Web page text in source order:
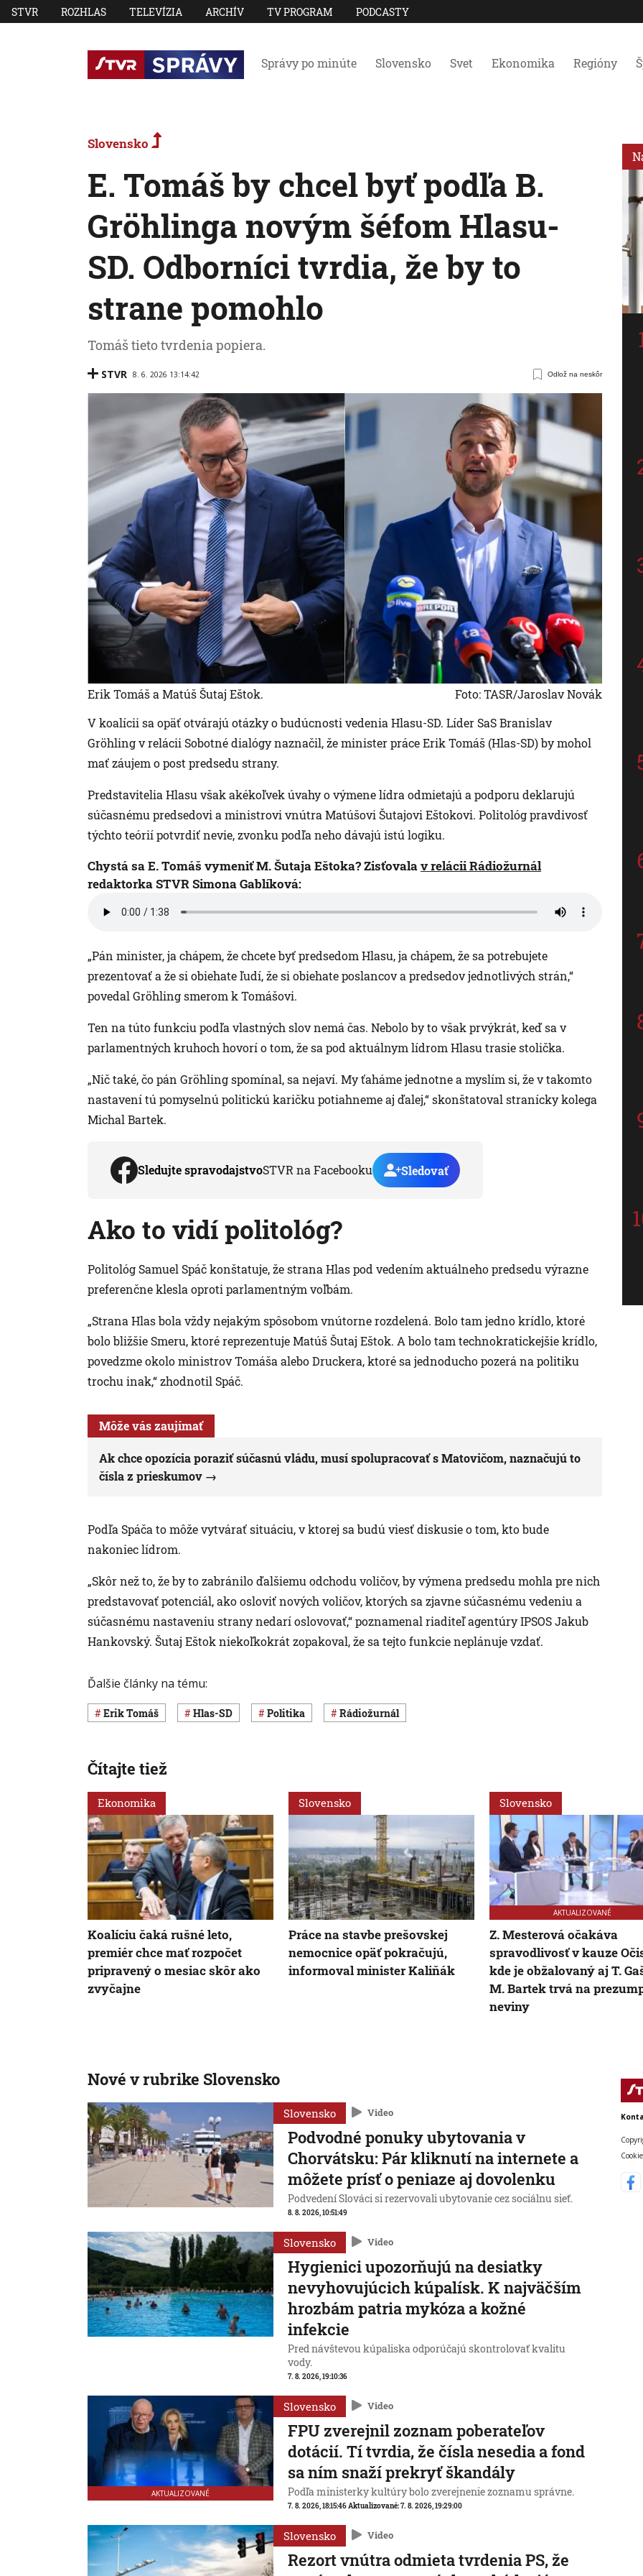
STVR ROZHLAS TELEVÍZIA ARCHÍV TV PROGRAM PODCASTY
Správy po minúte Slovensko Svet Ekonomika Regióny
Slovensko
E. Tomáš by chcel byť podľa B.
Gröhlinga novým šéfom Hlasu-
SD. Odborníci tvrdia, že by to
strane pomohlo
Tomáš tieto tvrdenia popiera.
STVR 8. 6. 2026 13:14:42 Odlož na neskôr
Erik Tomáš a Matúš Šutaj Eštok.
Foto: TASR/Jaroslav Novák
V koalícii sa opäť otvárajú otázky o budúcnosti vedenia Hlasu-SD. Líder SaS Branislav
Gröhling v relácii Sobotné dialógy naznačil, že minister práce Erik Tomáš (Hlas-SD) by mohol
mať záujem o post predsedu strany.
Predstavitelia Hlasu však akékoľvek úvahy o výmene lídra odmietajú a podporu deklarujú
súčasnému predsedovi a ministrovi vnútra Matúšovi Šutajovi Eštokovi. Politológ pravdivosť
týchto teórií potvrdiť nevie, zvonku podľa neho dávajú istú logiku.
Chystá sa E. Tomáš vymeniť M. Šutaja Eštoka? Zisťovalav relácii Rádiožurnál
redaktorka STVR Simona Gablíková:
„Pán minister, ja chápem, že chcete byť predsedom Hlasu, ja chápem, že sa potrebujete
prezentovať a že si obiehate ľudí, že si obiehate poslancov a predsedov jednotlivých strán,“
povedal Gröhling smerom k Tomášovi.
Ten na túto funkciu podľa vlastných slov nemá čas. Nebolo by to však prvýkrát, keď sa v
parlamentných kruhoch hovorí o tom, že sa pod aktuálnym lídrom Hlasu trasie stolička.
„Nič také, čo pán Gröhling spomínal, sa nejaví. My ťaháme jednotne a myslím si, že v takomto
nastavení tú pomyselnú politickú karičku potiahneme aj ďalej,“ skonštatoval stranícky kolega
Michal Bartek.
Sledujte spravodajstvoSTVR na Facebooku Sledovať
Ako to vidí politológ?
Politológ Samuel Spáč konštatuje, že strana Hlas pod vedením aktuálneho predsedu výrazne
preferenčne klesla oproti parlamentným voľbám.
„Strana Hlas bola vždy nejakým spôsobom vnútorne rozdelená. Bolo tam jedno krídlo, ktoré
bolo bližšie Smeru, ktoré reprezentuje Matúš Šutaj Eštok. A bolo tam technokratickejšie krídlo,
povedzme okolo ministrov Tomáša alebo Druckera, ktoré sa jednoducho pozerá na politiku
trochu inak,“ zhodnotil Spáč.
Môže vás zaujímať
Ak chce opozícia poraziť súčasnú vládu, musí spolupracovať s Matovičom, naznačujú to
čísla z prieskumov
Podľa Spáča to môže vytvárať situáciu, v ktorej sa budú viesť diskusie o tom, kto bude
nakoniec lídrom.
„Skôr než to, že by to zabránilo ďalšiemu odchodu voličov, by výmena predsedu mohla pre nich
predstavovať potenciál, ako osloviť nových voličov, ktorých sa zjavne súčasnému vedeniu a
súčasnému nastaveniu strany nedarí oslovovať,“ poznamenal riaditeľ agentúry IPSOS Jakub
Hankovský. Šutaj Eštok niekoľkokrát zopakoval, že sa tejto funkcie neplánuje vzdať.
Ďalšie články na tému:
Erik Tomáš Hlas-SD Politika Rádiožurnál
Čítajte tiež
Ekonomika
Koalíciu čaká rušné leto,
premiér chce mať rozpočet
pripravený o mesiac skôr ako
zvyčajne
Slovensko
Práce na stavbe prešovskej
nemocnice opäť pokračujú,
informoval minister Kaliňák
Slovensko
AKTUALIZOVANÉ
Z. Mesterová očakáva
spravodlivosť v kauze
kde je obžalovaný aj T.
M. Bartek trvá na
neviny
Nové v rubrike Slovensko
Slovensko Video
Podvodné ponuky ubytovania v
Chorvátsku: Pár kliknutí na internete a
môžete prísť o peniaze aj dovolenku
Podvedení Slováci si rezervovali ubytovanie cez sociálnu sieť.
8. 8. 2026, 10:51:49
Slovensko Video
Hygienici upozorňujú na desiatky
nevyhovujúcich kúpalísk. K najväčším
hrozbám patria mykóza a kožné
infekcie
Pred návštevou kúpaliska odporúčajú skontrolovať kvalitu
vody.
7. 8. 2026, 19:10:36
AKTUALIZOVANÉ
Slovensko Video
FPU zverejnil zoznam poberateľov
dotácií. Tí tvrdia, že čísla nesedia a fond
sa ním snaží prekryť škandály
Podľa ministerky kultúry bolo zverejnenie zoznamu správne.
7. 8. 2026, 18:15:46Aktualizované:7. 8. 2026, 19:29:00
Slovensko Video
Rezort vnútra odmieta tvrdenia PS, že